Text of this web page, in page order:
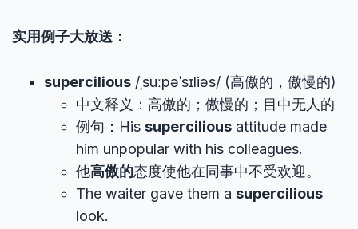
实用例子大放送：
supercilious /ˌsuːpəˈsɪliəs/ (高傲的，傲慢的)
中文释义：高傲的；傲慢的；目中无人的
例句：His supercilious attitude made
him unpopular with his colleagues.
他高傲的态度使他在同事中不受欢迎。
The waiter gave them a supercilious
look.